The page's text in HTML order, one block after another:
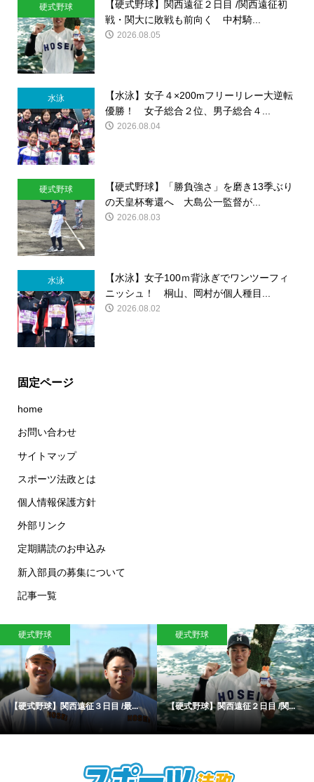
硬式野球
【硬式野球】関西遠征２日目 /関西遠征初
戦・関大に敗戦も前向く 中村騎...
2026.08.05
水泳
【水泳】女子４×200mフリーリレー大逆転
優勝！ 女子総合２位、男子総合４...
2026.08.04
硬式野球
【硬式野球】「勝負強さ」を磨き13季ぶり
の天皇杯奪還へ 大島公一監督が...
2026.08.03
水泳
【水泳】女子100ｍ背泳ぎでワンツーフィ
ニッシュ！ 桐山、岡村が個人種目...
2026.08.02
固定ページ
home
お問い合わせ
サイトマップ
スポーツ法政とは
個人情報保護方針
外部リンク
定期購読のお申込み
新入部員の募集について
記事一覧
硬式野球
【硬式野球】関西遠征３日目 /最...
硬式野球
【硬式野球】関西遠征２日目 /関...